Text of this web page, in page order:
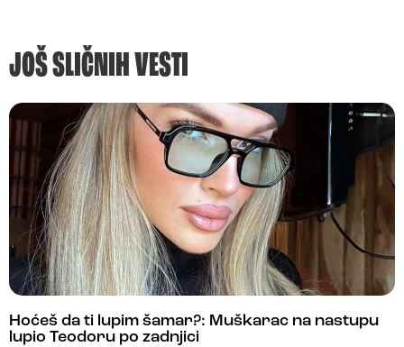
JOŠ SLIČNIH VESTI
Hoćeš da ti lupim šamar?: Muškarac na nastupu
lupio Teodoru po zadnjici